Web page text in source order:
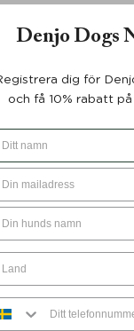
och
hunden en
hittar en bädd ni
Petra
Denjo Dogs
dig för
och få 10% rabatt